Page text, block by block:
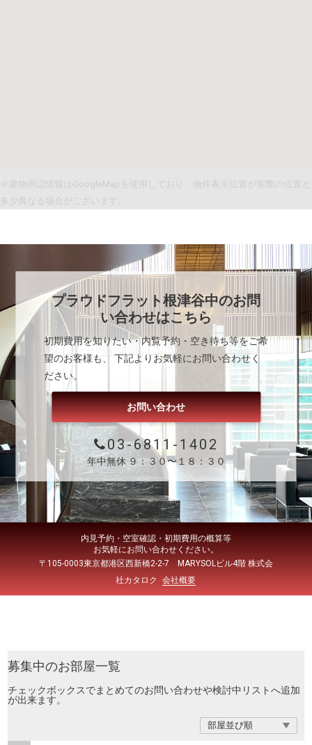
※建物周辺情報はGoogleMapを使用しており、物件表示位置が実際の位置と
多少異なる場合がございます。
プラウドフラット根津谷中のお問
い合わせはこちら
初期費用を知りたい・内覧予約・空き待ち等をご希
望のお客様も、 下記よりお気軽にお問い合わせく
ださい。
お問い合わせ
03-6811-1402
年中無休 ９：３０〜１８：３０
内見予約・空室確認・初期費用の概算等
お気軽にお問い合わせください。
〒105-0003東京都港区西新橋2-2-7 MARYSOLビル4階 株式会
社カタロク
会社概要
募集中のお部屋一覧
チェックボックスでまとめてのお問い合わせや検討中リストへ追加
が出来ます。